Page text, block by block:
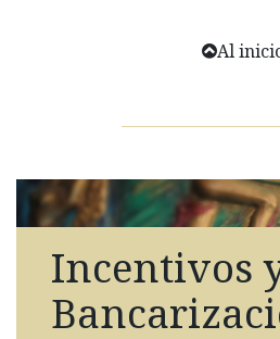
Al
Incentivos